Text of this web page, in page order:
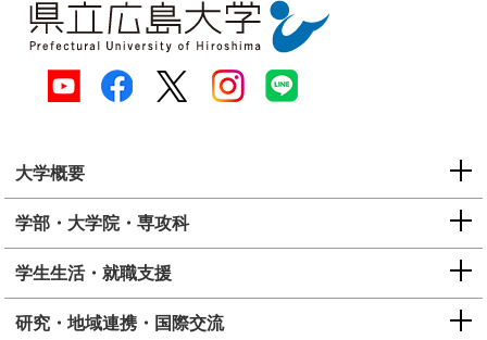
大学概要
学部・大学院・専攻科
学生生活・就職支援
研究・地域連携・国際交流